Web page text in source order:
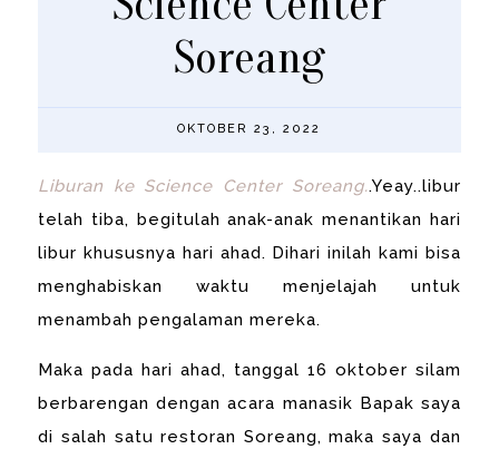
OKTOBER 23, 2022
Soreang
Liburan ke Science Center Soreang..Yeay..libur
telah tiba, begitulah anak-anak menantikan hari
libur khususnya hari ahad. Dihari inilah kami bisa
menghabiskan waktu menjelajah untuk
menambah pengalaman mereka.
Maka pada hari ahad, tanggal 16 oktober silam
berbarengan dengan acara manasik Bapak saya
di salah satu restoran Soreang, maka saya dan